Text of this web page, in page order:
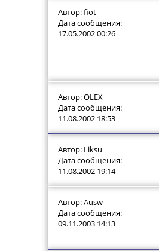
Автор: fiot
Дата сообщения:
17.05.2002 00:26
Автор: OLEX
Дата сообщения:
11.08.2002 18:53
Автор: Liksu
Дата сообщения:
11.08.2002 19:14
Автор: Ausw
Дата сообщения:
09.11.2003 14:13